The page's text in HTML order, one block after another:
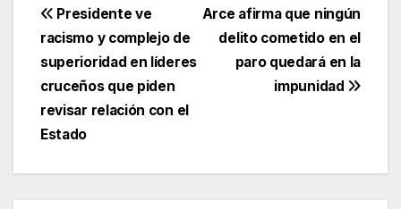
Navegación
de
entradas
Arce afirma que ningún
delito cometido en el
paro quedará en la
impunidad
Presidente ve
racismo y complejo de
superioridad en líderes
cruceños que piden
revisar relación con el
Estado